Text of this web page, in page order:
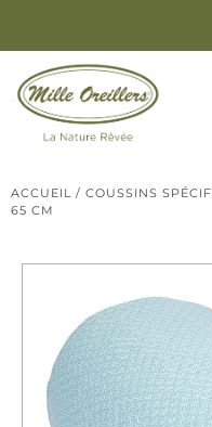
ACCUEIL / COUSSINS
65 CM